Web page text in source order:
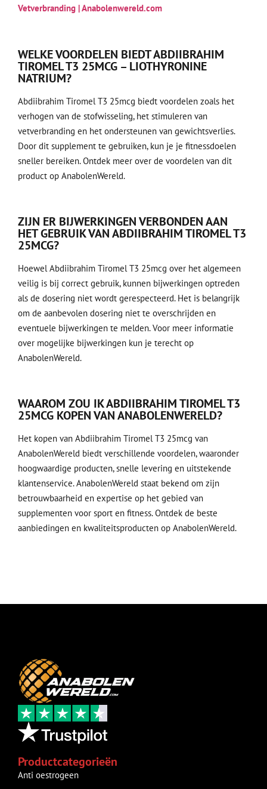
Vetverbranding | Anabolenwereld.com
WELKE VOORDELEN BIEDT ABDIIBRAHIM
TIROMEL T3 25MCG – LIOTHYRONINE
NATRIUM?
Abdiibrahim Tiromel T3 25mcg biedt voordelen zoals het
verhogen van de stofwisseling, het stimuleren van
vetverbranding en het ondersteunen van gewichtsverlies.
Door dit supplement te gebruiken, kun je je fitnessdoelen
sneller bereiken. Ontdek meer over de voordelen van dit
product op AnabolenWereld.
ZIJN ER BIJWERKINGEN VERBONDEN AAN
HET GEBRUIK VAN ABDIIBRAHIM TIROMEL T3
25MCG?
Hoewel Abdiibrahim Tiromel T3 25mcg over het algemeen
veilig is bij correct gebruik, kunnen bijwerkingen optreden
als de dosering niet wordt gerespecteerd. Het is belangrijk
om de aanbevolen dosering niet te overschrijden en
eventuele bijwerkingen te melden. Voor meer informatie
over mogelijke bijwerkingen kun je terecht op
AnabolenWereld.
WAAROM ZOU IK ABDIIBRAHIM TIROMEL T3
25MCG KOPEN VAN ANABOLENWERELD?
Het kopen van Abdiibrahim Tiromel T3 25mcg van
AnabolenWereld biedt verschillende voordelen, waaronder
hoogwaardige producten, snelle levering en uitstekende
klantenservice. AnabolenWereld staat bekend om zijn
betrouwbaarheid en expertise op het gebied van
supplementen voor sport en fitness. Ontdek de beste
aanbiedingen en kwaliteitsproducten op AnabolenWereld.
Productcategorieën
Anti oestrogeen